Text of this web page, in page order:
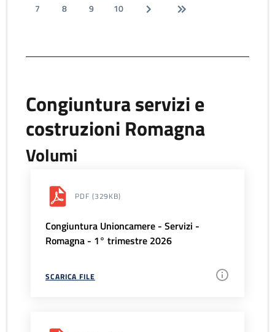
7
8 9 10
Congiuntura servizi e
costruzioni Romagna
Volumi
PDF (329KB)
Congiuntura Unioncamere - Servizi -
Romagna - 1° trimestre 2026
SCARICA FILE